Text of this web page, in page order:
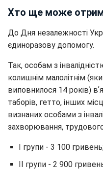
Хто ще може
До Дня незалежності
єдиноразову допомогу.
Так, особам з
колишнім малолітнім
виповнилося 14 років)
таборів, гетто, інших
визнаних особами з
захворювання,
І групи - 3 100
II групи - 2 900